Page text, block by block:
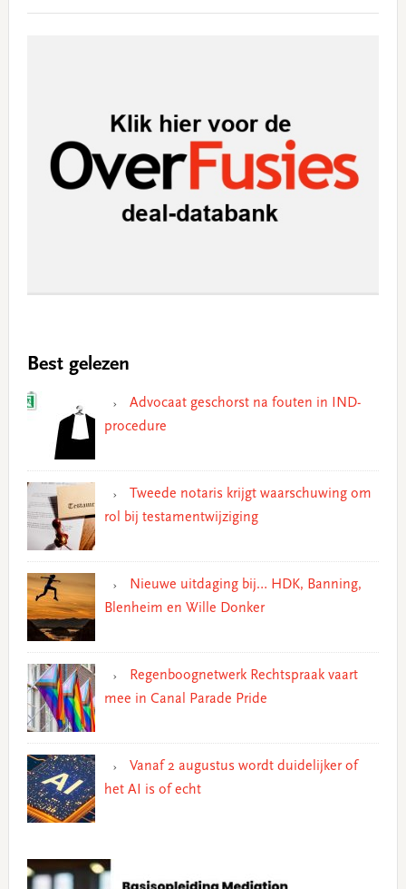
Best gelezen
Advocaat geschorst na fouten in IND-
procedure
Tweede notaris krijgt waarschuwing om
rol bij testamentwijziging
Nieuwe uitdaging bij… HDK, Banning,
Blenheim en Wille Donker
Regenboognetwerk Rechtspraak vaart
mee in Canal Parade Pride
Vanaf 2 augustus wordt duidelijker of
het AI is of echt